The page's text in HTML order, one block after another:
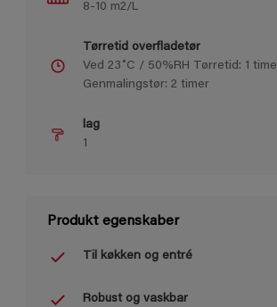
8-10 m2/L
Tørretid overfladetør
Ved 23˚C / 50%RH Tørretid: 1 time
Genmalingstør: 2 timer
lag
1
Produkt egenskaber
Til køkken og entré
Robust og vaskbar